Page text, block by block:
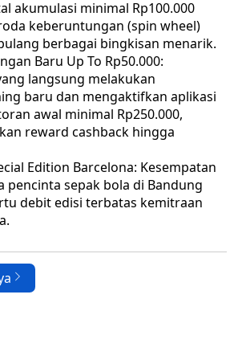
akumulasi minimal Rp100.000
keberuntungan (spin wheel)
berbagai bingkisan menarik.
Baru Up To Rp50.000:
langsung melakukan
baru dan mengaktifkan aplikasi
awal minimal Rp250.000,
reward cashback hingga
Edition Barcelona: Kesempatan
pencinta sepak bola di Bandung
debit edisi terbatas kemitraan